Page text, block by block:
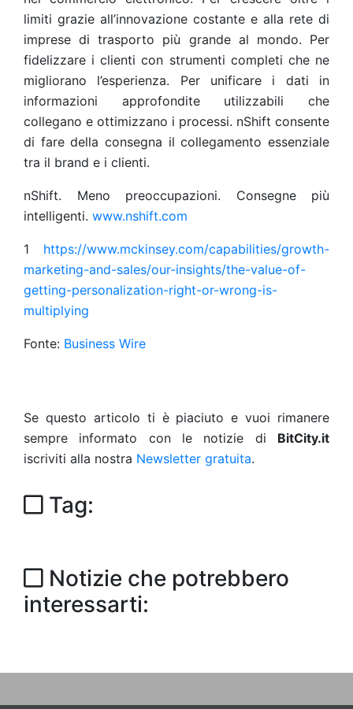
limiti grazie all’innovazione costante e alla rete di
imprese di trasporto più grande al mondo. Per
fidelizzare i clienti con strumenti completi che ne
migliorano l’esperienza. Per unificare i dati in
informazioni approfondite utilizzabili che
collegano e ottimizzano i processi. nShift consente
di fare della consegna il collegamento essenziale
tra il brand e i clienti.
nShift. Meno preoccupazioni. Consegne più
intelligenti. www.nshift.com
1 https://www.mckinsey.com/capabilities/growth-
marketing-and-sales/our-insights/the-value-of-
getting-personalization-right-or-wrong-is-
multiplying
Fonte: Business Wire
Se questo articolo ti è piaciuto e vuoi rimanere
sempre informato con le notizie di BitCity.it
iscriviti alla nostra Newsletter gratuita.
Tag:
Notizie che potrebbero
interessarti: